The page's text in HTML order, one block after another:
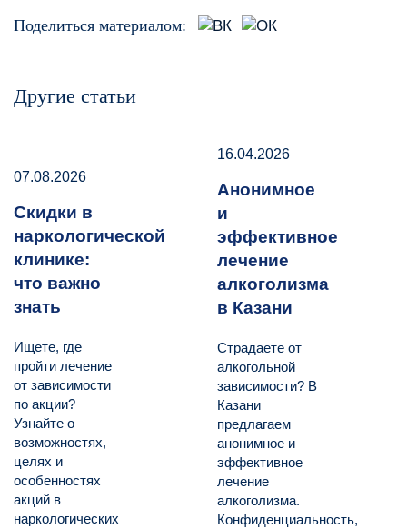
Поделиться материалом:
Другие статьи
07.08.2026
Скидки в
наркологической
клинике:
что важно
знать
Ищете, где
пройти лечение
от зависимости
по акции?
Узнайте о
возможностях,
целях и
особенностях
акций в
наркологических
16.04.2026
Анонимное
и
эффективное
лечение
алкоголизма
в Казани
Страдаете от
алкогольной
зависимости? В
Казани
предлагаем
анонимное и
эффективное
лечение
алкоголизма.
Конфиденциальность,